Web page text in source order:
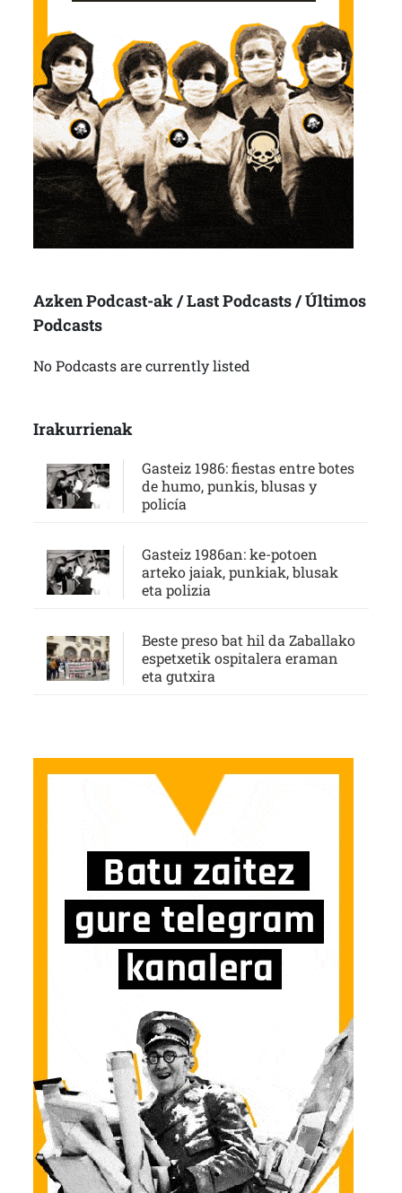
Azken Podcast-ak / Last Podcasts / Últimos
Podcasts
No Podcasts are currently listed
Irakurrienak
Gasteiz 1986: fiestas entre botes
de humo, punkis, blusas y
policía
Gasteiz 1986an: ke-potoen
arteko jaiak, punkiak, blusak
eta polizia
Beste preso bat hil da Zaballako
espetxetik ospitalera eraman
eta gutxira